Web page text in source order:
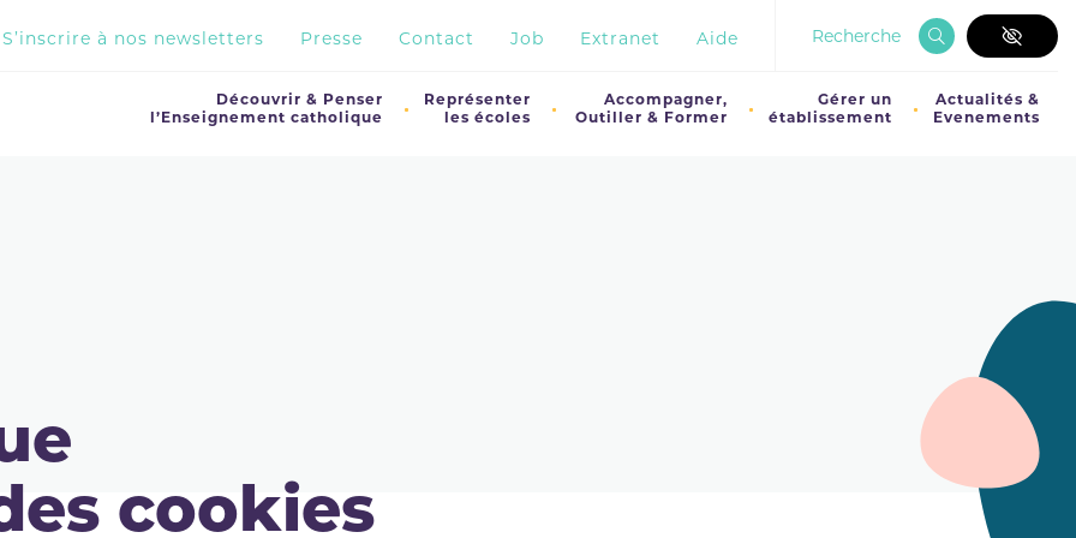
S’inscrire à nos newsletters Presse Contact Job Extranet Aide Recherche
Découvrir & Penser
l’Enseignement catholique
Représenter
les écoles
Accompagner,
Outiller & Former
Gérer un
établissement
Actualités &
Evenements
cookies